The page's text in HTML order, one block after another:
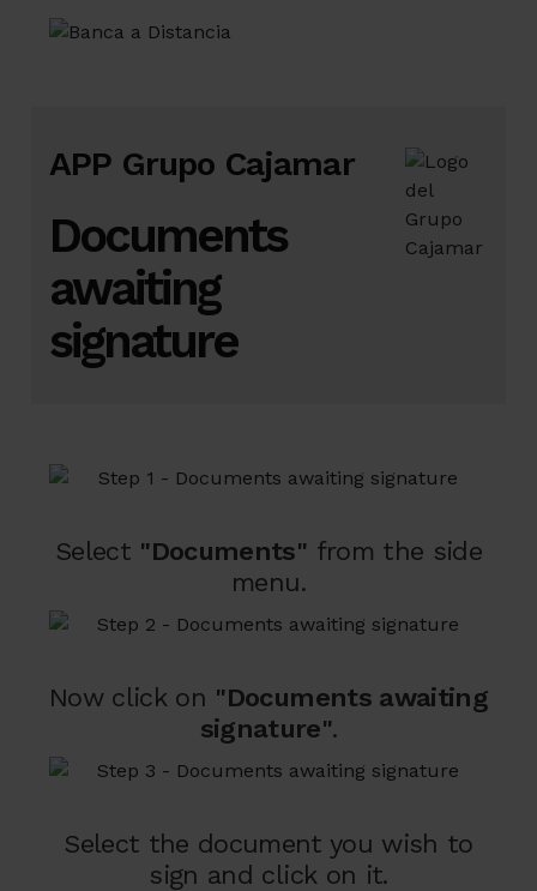
APP Grupo Cajamar
Documents
awaiting
signature
Select "Documents" from the side
menu.
Now click on "Documents awaiting
signature".
Select the document you wish to
sign and click on it.